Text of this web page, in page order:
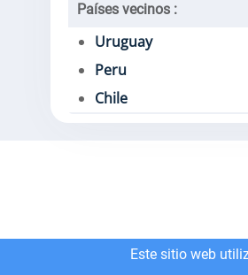
Países vecinos :
Uruguay
Peru
Chile
Este sitio web